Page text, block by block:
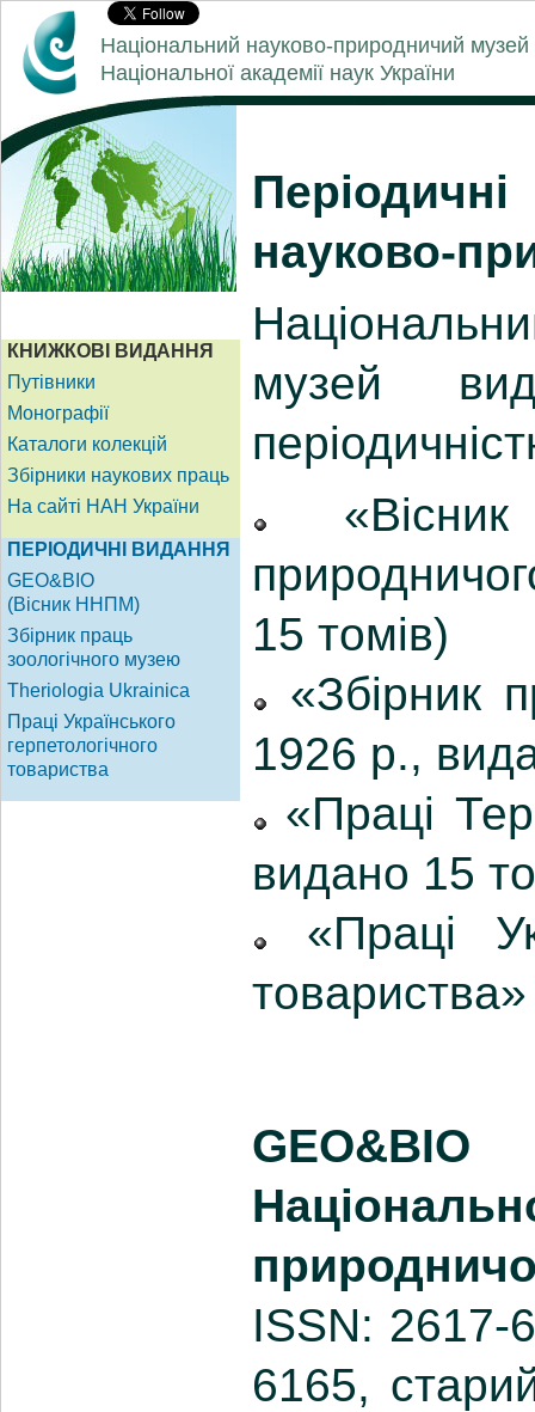
Національний науково-природничий музей
Національної академії наук України
науково-
музей
«Вісник
15 томів)
«Збірник
1926 р.,
«Праці
видано 15
«Праці
ISSN: 2617-
6165,